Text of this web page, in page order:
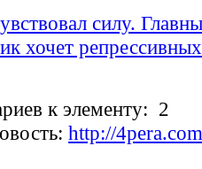
силу.
хочет
к элементу: 2
http://